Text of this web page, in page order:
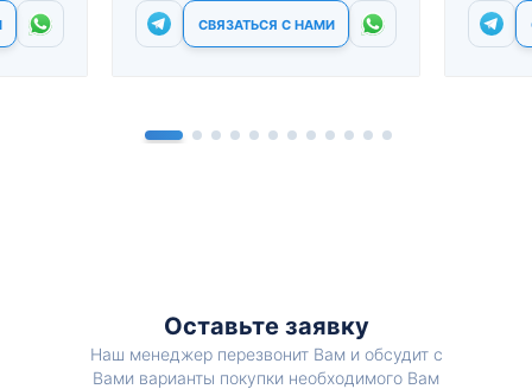
СВЯЗАТЬСЯ С НАМИ
Оставьте заявку
Наш менеджер перезвонит Вам и обсудит с
Вами варианты покупки необходимого Вам